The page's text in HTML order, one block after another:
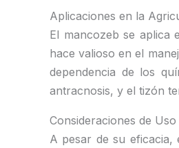
Aplicaciones en la
El mancozeb se aplica
hace valioso en el
dependencia de los
antracnosis, y el tizón
Consideraciones de Uso
A pesar de su eficacia,